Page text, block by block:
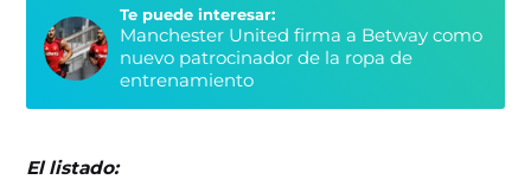
Te puede interesar:
Manchester United firma a Betway como
nuevo patrocinador de la ropa de
entrenamiento
El listado: